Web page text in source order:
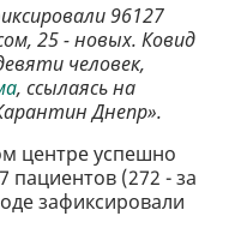
96127
25 - новых. Ковид
человек,
, ссылаясь на
Днепр».
центре успешно
пациентов (272 - за
зафиксировали